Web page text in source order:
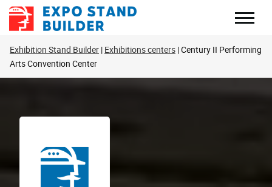
Перейти
Exhibition Stand Builder Exhibitions centers Century II Performing
Arts Convention Center